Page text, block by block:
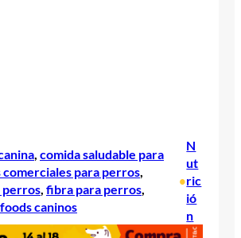
comida saludable para
comerciales para perros
perros fibra para perros
caninos
•
N
ut
ric
ió
n